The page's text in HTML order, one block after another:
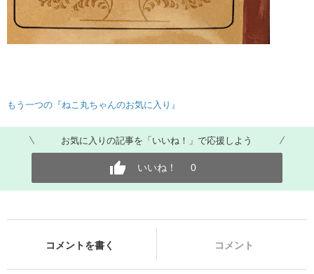
もう一つの『ねこ丸ちゃんのお気に入り』
お気に入りの記事を「いいね！」で応援しよう
いいね！ 0
コメントを書く コメント